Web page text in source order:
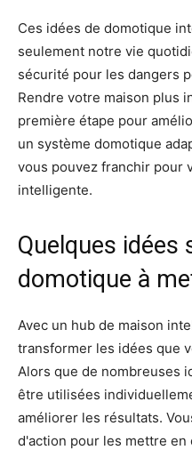
Ces idées de domotique
seulement notre vie
sécurité pour les dangers
Rendre votre maison plus
première étape pour
un système domotique
vous pouvez franchir pour
intelligente.
Quelques idées
domotique à
Avec un hub de maison
transformer les idées que
Alors que de nombreuses
être utilisées
améliorer les résultats.
d'action pour les mettre